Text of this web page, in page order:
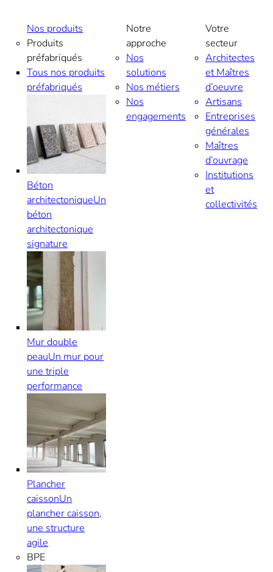
contenu
Nos produits
Produits
préfabriqués
Tous nos produits
préfabriqués
Béton
architectoniqueUn
béton
architectonique
signature
Mur double
peauUn mur pour
une triple
performance
Plancher
caissonUn
plancher caisson,
une structure
agile
BPE
Notre
approche
Nos
solutions
Nos métiers
Nos
engagements
Votre
secteur
Architectes
et Maîtres
d’oeuvre
Artisans
Entreprises
générales
Maîtres
d’ouvrage
Institutions
et
collectivités